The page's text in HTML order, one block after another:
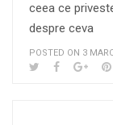
ceea ce
despre ceva
POSTED ON 3